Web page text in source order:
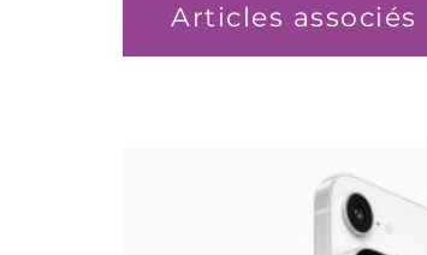
Articles associés